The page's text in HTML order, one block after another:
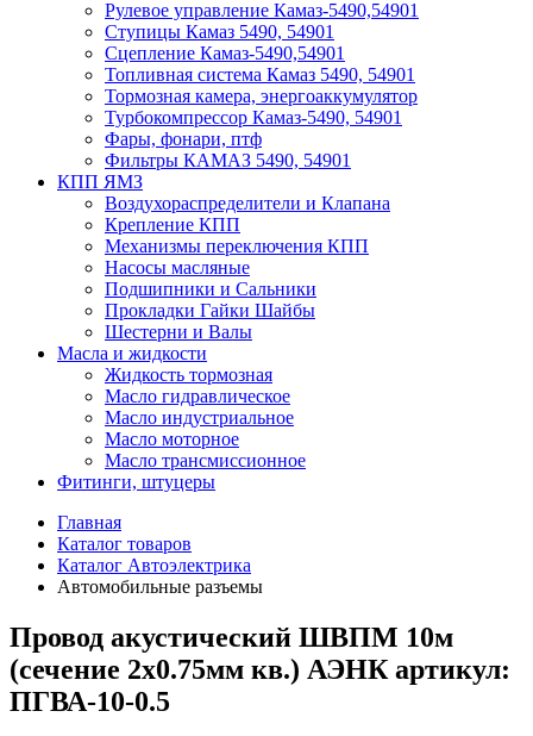
Рулевое управление Камаз-5490,54901
Ступицы Камаз 5490, 54901
Сцепление Камаз-5490,54901
Топливная система Камаз 5490, 54901
Тормозная камера, энергоаккумулятор
Турбокомпрессор Камаз-5490, 54901
Фары, фонари, птф
Фильтры КАМАЗ 5490, 54901
КПП ЯМЗ
Воздухораспределители и Клапана
Крепление КПП
Механизмы переключения КПП
Насосы масляные
Подшипники и Сальники
Прокладки Гайки Шайбы
Шестерни и Валы
Масла и жидкости
Жидкость тормозная
Масло гидравлическое
Масло индустриальное
Масло моторное
Масло трансмиссионное
Фитинги, штуцеры
Главная
Каталог товаров
Каталог Автоэлектрика
Автомобильные разъемы
Провод акустический ШВПМ 10м
(сечение 2х0.75мм кв.) АЭНК артикул:
ПГВА-10-0.5